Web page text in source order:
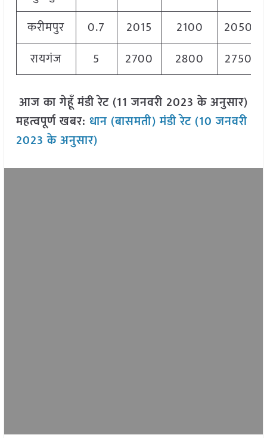
करीमपुर
0.7 2015 2100
2050
रायगंज
5 2700 2800 2750
आज का गेहूँ मंडी रेट (11 जनवरी 2023 के अनुसार)
महत्वपूर्ण खबर: धान (बासमती) मंडी रेट (10 जनवरी
2023 के अनुसार)